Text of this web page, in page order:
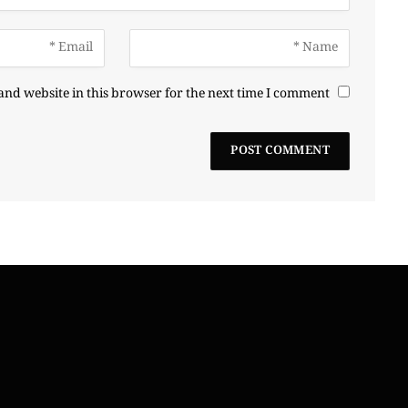
website in this browser for the next time I comment.